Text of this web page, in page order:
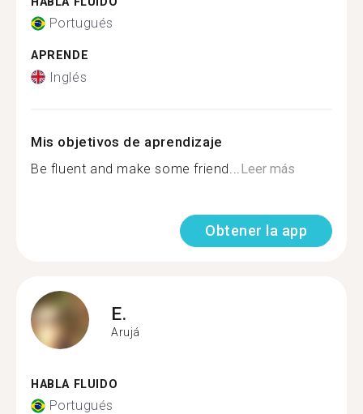
Portugués
APRENDE
Inglés
Mis objetivos de aprendizaje
Be fluent and make some friend... Leer más
Obtener la app
E.
Arujá
HABLA FLUIDO
Portugués